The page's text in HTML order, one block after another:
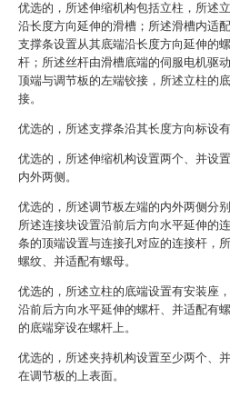
优选的，所述伸缩机构包括立柱，所述
沿长度方向延伸的滑槽；所述滑槽内适
支撑条设置从其底端沿长度方向延伸的
杆；所述丝杆由滑槽底端的伺服电机驱
顶端与调节板的左端铰接，所述立柱的
接。
优选的，所述支撑条沿其长度方向标设有
优选的，所述伸缩机构设置两个、并设
内外两侧。
优选的，所述调节板左端的内外两侧分
所述连接块设置沿前后方向水平延伸的
条的顶端设置与连接孔对应的连接杆，
螺纹、并适配有螺母。
优选的，所述立柱的底端设置有安装座
沿前后方向水平延伸的螺杆、并适配有
的底端穿设在螺杆上。
优选的，所述夹持机构设置至少两个、
在调节板的上表面。